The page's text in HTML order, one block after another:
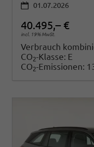
01.07.2026
40.495,– €
incl. 19% MwSt.
Verbrauch
CO2-Klasse: E
CO2-Emissionen: